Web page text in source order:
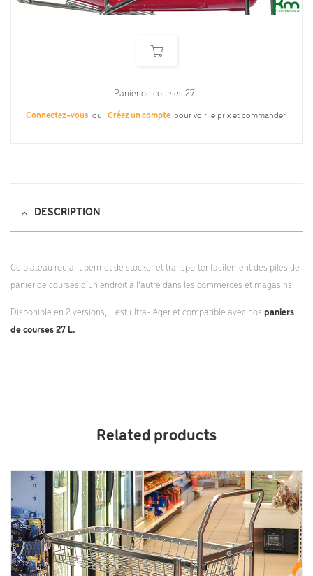
Panier de courses 27L
Connectez-vous ou Créez un compte pour voir le prix et commander.
DESCRIPTION
Ce plateau roulant permet de stocker et transporter facilement des piles de
panier de courses d’un endroit à l’autre dans les commerces et magasins.
Disponible en 2 versions, il est ultra-léger et compatible avec nos paniers
de courses 27 L.
Related products